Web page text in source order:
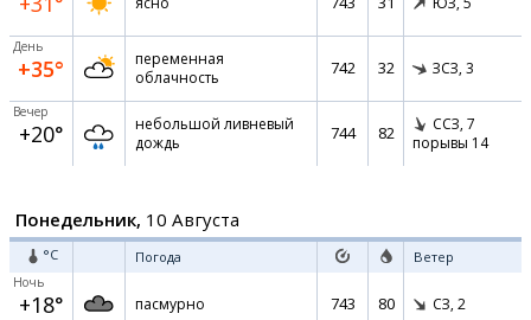
День
+35°
переменная
облачность
742 32 ЗСЗ, 3
Вечер
+20°
небольшой ливневый
дождь
744 82 ССЗ, 7
порывы 14
Понедельник, 10 Августа
°C Погода Ветер
Ночь
+18° пасмурно 743 80 СЗ, 2